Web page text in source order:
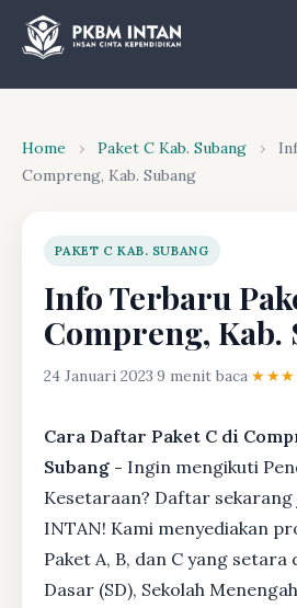
Home › Paket C Kab. Subang ›
Compreng, Kab. Subang
PAKET C KAB. SUBANG
Info Terbaru
Compreng, Kab.
24 Januari 2023·9 menit baca·
Cara Daftar Paket C di
Subang - Ingin mengikuti
Kesetaraan? Daftar sekarang
INTAN! Kami menyediakan
Paket A, B, dan C yang setara
Dasar (SD), Sekolah